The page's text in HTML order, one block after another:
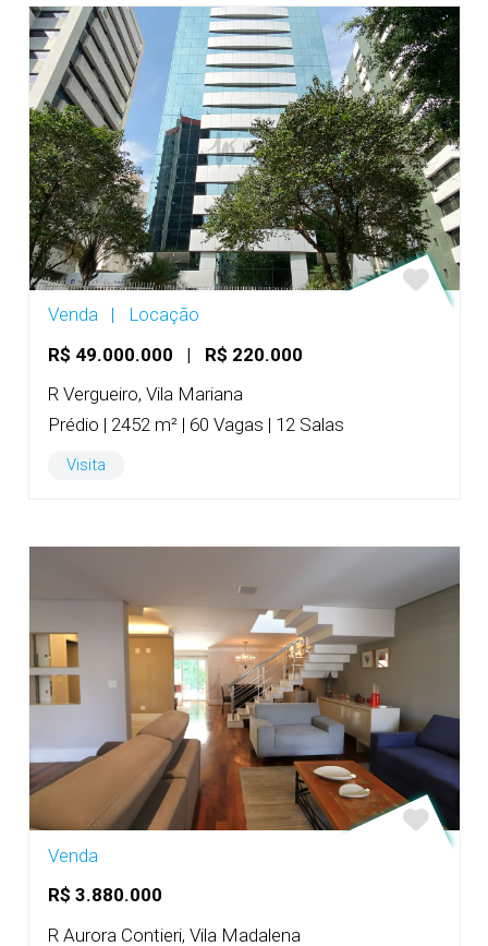
Venda |
Locação
R$ 49.000.000
|
R$ 220.000
R Vergueiro, Vila Mariana
Prédio | 2452 m² | 60 Vagas | 12 Salas
Visita
Venda
R$ 3.880.000
R Aurora Contieri, Vila Madalena